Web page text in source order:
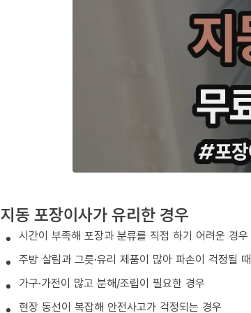
지동 포장이사가 유리한 경우
시간이 부족해 포장과 분류를 직접 하기 어려운 경우
주방 살림과 그릇·유리 제품이 많아 파손이 걱정될 때
가구·가전이 많고 분해/조립이 필요한 경우
현장 동선이 복잡해 안전사고가 걱정되는 경우